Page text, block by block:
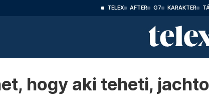
TELEX AFTER G7 KARAKTER
hogy aki teheti,